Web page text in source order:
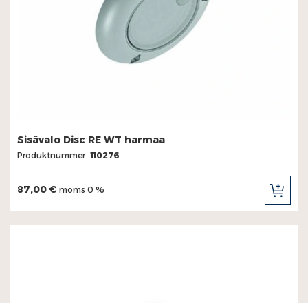
Sisävalo Disc RE WT harmaa
Produktnummer 110276
87,00 € moms 0 %
I